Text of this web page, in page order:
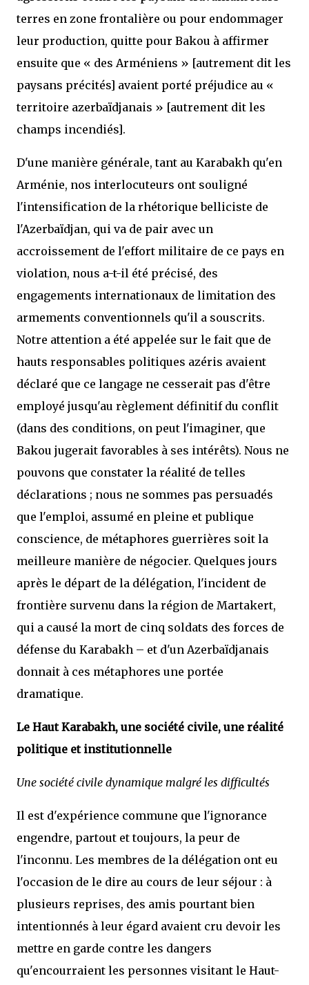
terres en zone frontalière ou pour endommager
leur production, quitte pour Bakou à affirmer
ensuite que « des Arméniens » [autrement dit les
paysans précités] avaient porté préjudice au «
territoire azerbaïdjanais » [autrement dit les
champs incendiés].
D'une manière générale, tant au Karabakh qu'en
Arménie, nos interlocuteurs ont souligné
l'intensification de la rhétorique belliciste de
l'Azerbaïdjan, qui va de pair avec un
accroissement de l'effort militaire de ce pays en
violation, nous a-t-il été précisé, des
engagements internationaux de limitation des
armements conventionnels qu'il a souscrits.
Notre attention a été appelée sur le fait que de
hauts responsables politiques azéris avaient
déclaré que ce langage ne cesserait pas d'être
employé jusqu'au règlement définitif du conflit
(dans des conditions, on peut l'imaginer, que
Bakou jugerait favorables à ses intérêts). Nous ne
pouvons que constater la réalité de telles
déclarations ; nous ne sommes pas persuadés
que l'emploi, assumé en pleine et publique
conscience, de métaphores guerrières soit la
meilleure manière de négocier. Quelques jours
après le départ de la délégation, l'incident de
frontière survenu dans la région de Martakert,
qui a causé la mort de cinq soldats des forces de
défense du Karabakh – et d'un Azerbaïdjanais
donnait à ces métaphores une portée
dramatique.
Le Haut Karabakh, une société civile, une réalité
politique et institutionnelle
Une société civile dynamique malgré les difficultés
Il est d'expérience commune que l'ignorance
engendre, partout et toujours, la peur de
l'inconnu. Les membres de la délégation ont eu
l'occasion de le dire au cours de leur séjour : à
plusieurs reprises, des amis pourtant bien
intentionnés à leur égard avaient cru devoir les
mettre en garde contre les dangers
qu'encourraient les personnes visitant le Haut-